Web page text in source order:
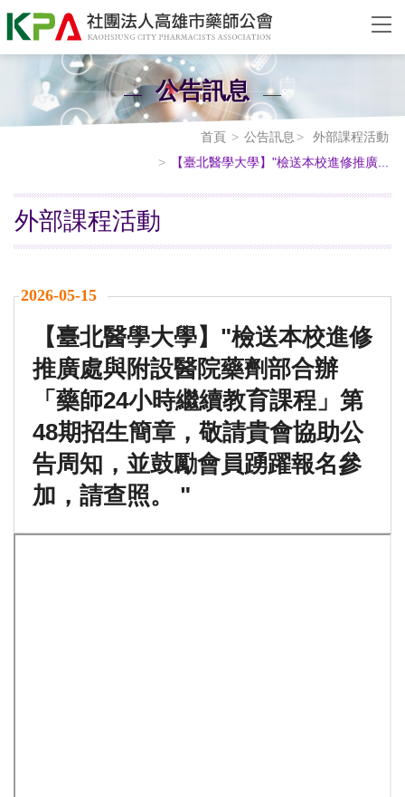
公告訊息
首頁 公告訊息
外部課程活動
【臺北醫學大學】"檢送本校進修推廣...
外部課程活動
2026-05-15
【臺北醫學大學】"檢送本校進修
推廣處與附設醫院藥劑部合辦
「藥師24小時繼續教育課程」第
48期招生簡章，敬請貴會協助公
告周知，並鼓勵會員踴躍報名參
加，請查照。 "